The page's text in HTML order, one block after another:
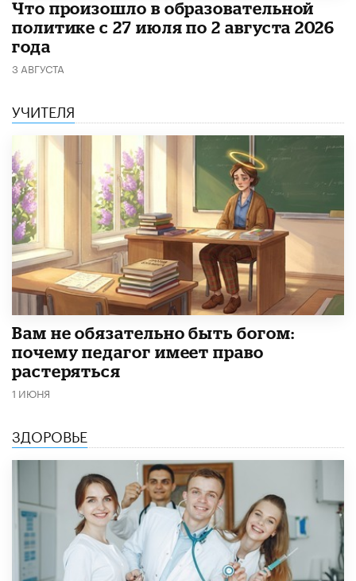
​Что произошло в образовательной
политике с 27 июля по 2 августа 2026
года
3 АВГУСТА
УЧИТЕЛЯ
​Вам не обязательно быть богом:
почему педагог имеет право
растеряться
1 ИЮНЯ
ЗДОРОВЬЕ